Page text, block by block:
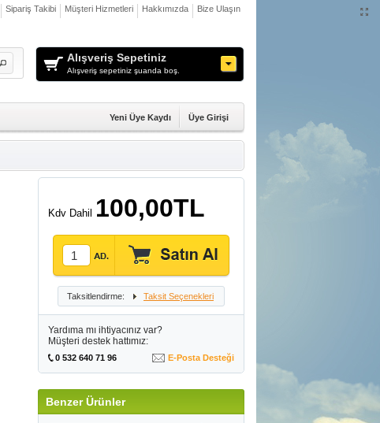
Alışveriş Sepetiniz
Alışveriş sepetiniz şuanda boş.
Üye Girişi
Yeni Üye Kaydı
Bize Ulaşın
Hakkımızda
Müşteri Hizmetleri
Sipariş Takibi
Kdv Dahil 100,00TL
Taksitlendirme: Taksit Seçenekleri
Yardıma mı ihtiyacınız var?
Müşteri destek hattımız:
0 532 640 71 96 E-Posta Desteği
Benzer Ürünler